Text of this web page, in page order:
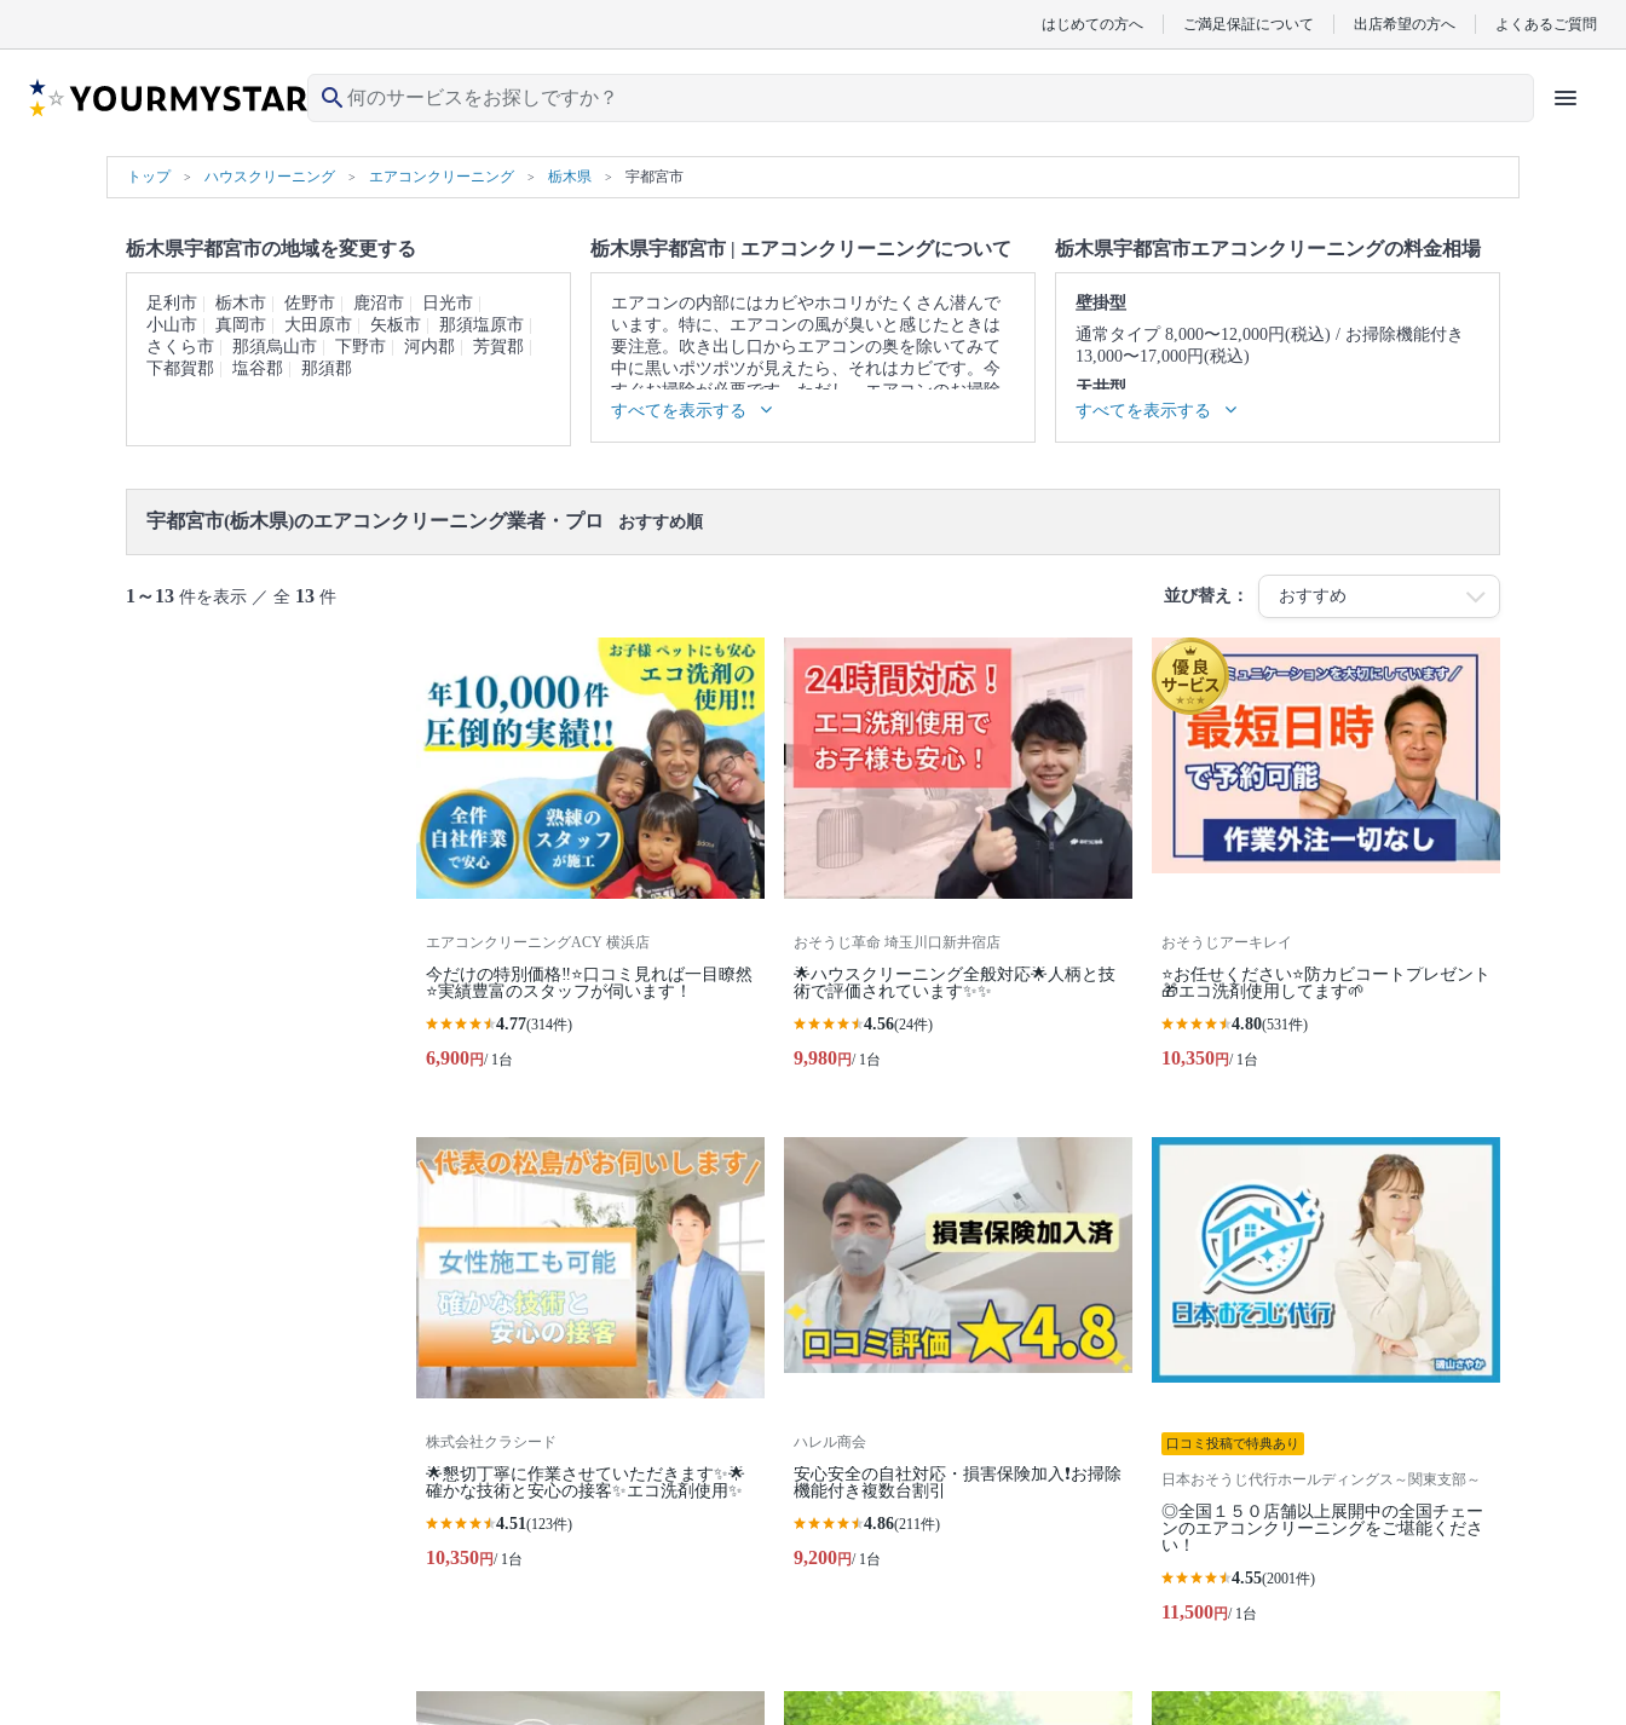
はじめての方へ ご満足保証について 出店希望の方へ よくあるご質問
search menu
トップ ハウスクリーニング エアコンクリーニング 栃木県 宇都宮市
栃木県宇都宮市の地域を変更する
足利市 栃木市 佐野市 鹿沼市
日光市
小山市
真岡市 大田原市 矢板市
那須塩原市
さくら市
那須烏山市 下野市 河内郡
芳賀郡
下都賀郡
塩谷郡 那須郡
栃木県宇都宮市 | エアコンクリーニングについて
エアコンの内部にはカビやホコリがたくさん潜んで
います。特に、エアコンの風が臭いと感じたときは
要注意。吹き出し口からエアコンの奥を除いてみて
中に黒いポツポツが見えたら、それはカビです。今
すぐお掃除が必要です。ただし、エアコンのお掃除
はフィルターをキレイにして終わりではありませ
洗浄してくれるのが、プロのエアコンクリーニング
中から、あなたの条件にあったプロに出会ってくだ
さい。口コミ・写真・日程・料金からあなたにあっ
たプロがきっと見つかります。
▼表示価格に含まれるエアコンクリーニングの作業
範囲
エアコン内部の高圧洗浄 / 外装カバー / フィン（熱交
換器） / ファン / フィルター / ドレンパン / 作業場所
の簡易清掃 / 業務用タイプと家庭用タイプは共通料金
口コミもご参照ください。
※本ページでは一部プロモーションを含む場合があ
ります。
すべてを表示する
栃木県宇都宮市エアコンクリーニングの料金相場
壁掛型
通常タイプ 8,000〜12,000円(税込)
お掃除機能付き
13,000〜17,000円(税込)
天井型
天井埋め込み型1方向 23,000〜27,000円(税込)
埋め込み型2方向 25,000〜29,000円(税込)
天井埋め
23,000〜27,000円(税込)
すべてを表示する
宇都宮市(栃木県)のエアコンクリーニング業者・プロ おすすめ順
1～13 件を表示 ／ 全 13 件 並び替え：
エアコンクリーニングACY 横浜店
今だけの特別価格‼️⭐口コミ見れば一目瞭然
⭐実績豊富のスタッフが伺います！
4.77(314件)
6,900円/ 1台
おそうじ革命 埼玉川口新井宿店
🌟ハウスクリーニング全般対応🌟人柄と技
術で評価されています✨✨
4.56(24件)
9,980円/ 1台
おそうじアーキレイ
⭐️お任せください⭐️防カビコートプレゼント
🎁エコ洗剤使用してます🌱
4.80(531件)
10,350円/ 1台
株式会社クラシード
🌟懇切丁寧に作業させていただきます✨🌟
確かな技術と安心の接客✨エコ洗剤使用✨
4.51(123件)
10,350円/ 1台
ハレル商会
安心安全の自社対応・損害保険加入❗️お掃除
機能付き複数台割引
4.86(211件)
9,200円/ 1台
口コミ投稿で特典あり
日本おそうじ代行ホールディングス～関東支部～
◎全国１５０店舗以上展開中の全国チェー
ンのエアコンクリーニングをご堪能くださ
い！
4.55(2001件)
11,500円/ 1台